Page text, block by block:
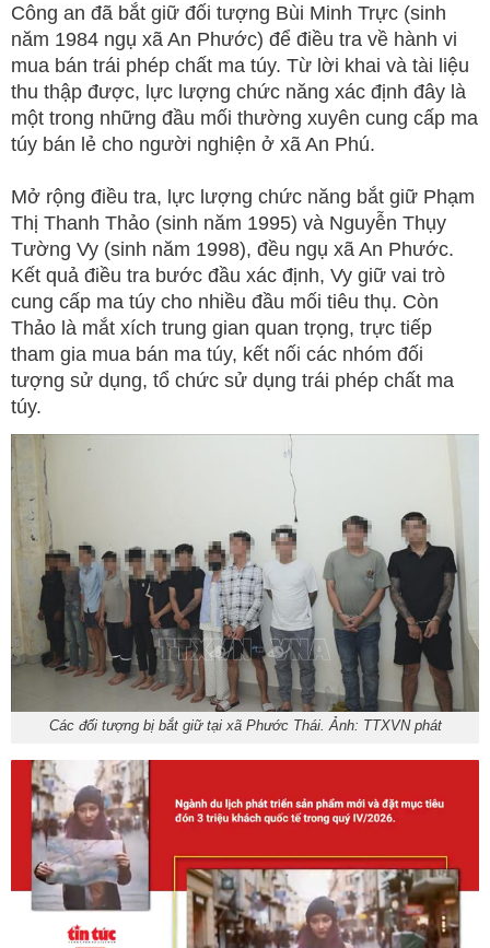
Công an đã bắt giữ đối tượng Bùi Minh Trực (sinh
năm 1984 ngụ xã An Phước) để điều tra về hành vi
mua bán trái phép chất ma túy. Từ lời khai và tài liệu
thu thập được, lực lượng chức năng xác định đây là
một trong những đầu mối thường xuyên cung cấp ma
túy bán lẻ cho người nghiện ở xã An Phú.
Mở rộng điều tra, lực lượng chức năng bắt giữ Phạm
Thị Thanh Thảo (sinh năm 1995) và Nguyễn Thụy
Tường Vy (sinh năm 1998), đều ngụ xã An Phước.
Kết quả điều tra bước đầu xác định, Vy giữ vai trò
cung cấp ma túy cho nhiều đầu mối tiêu thụ. Còn
Thảo là mắt xích trung gian quan trọng, trực tiếp
tham gia mua bán ma túy, kết nối các nhóm đối
tượng sử dụng, tổ chức sử dụng trái phép chất ma
túy.
Các đối tượng bị bắt giữ tại xã Phước Thái. Ảnh: TTXVN phát